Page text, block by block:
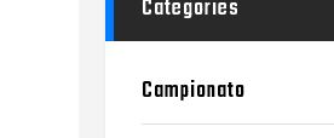
Categories
Campionato